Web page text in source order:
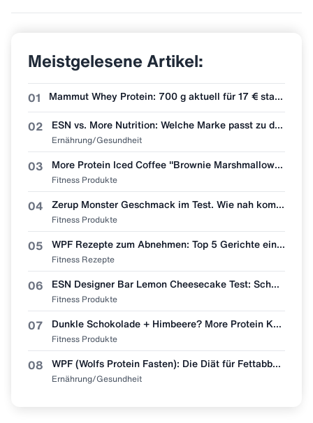
Meistgelesene Artikel:
01 Mammut Whey Protein: 700 g aktuell für 17 € statt 30 €
02 ESN vs. More Nutrition: Welche Marke passt zu dir?
Ernährung/Gesundheit
03 More Protein Iced Coffee "Brownie Marshmallow" im ehrlichen Test! 🧋🍫
Fitness Produkte
04 Zerup Monster Geschmack im Test. Wie nah kommt More Nutrition wirklich ran?
Fitness Produkte
05 WPF Rezepte zum Abnehmen: Top 5 Gerichte einfach nachmachen 🥩🥗
Fitness Rezepte
06 ESN Designer Bar Lemon Cheesecake Test: Schmeckt wie Zitronenkuchen?
Fitness Produkte
07 Dunkle Schokolade + Himbeere? More Protein Kaffee "Dark Chocolate Raspberry" im Test 🧋👀
Fitness Produkte
08 WPF (Wolfs Protein Fasten): Die Diät für Fettabbau & Muskel-Erhalt
Ernährung/Gesundheit